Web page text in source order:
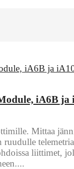
iA6B ja
Mittaa
ruudulle
liittimet,